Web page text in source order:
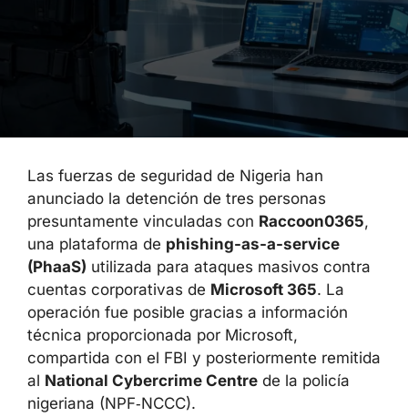
Las fuerzas de seguridad de Nigeria han
anunciado la detención de tres personas
presuntamente vinculadas con
Raccoon0365, una plataforma dephishing-
as-a-service (PhaaS) utilizada para ataques
masivos contra cuentas corporativas de
Microsoft 365 . La operación fue posible
gracias a información técnica proporcionada
por Microsoft, compartida con el FBI y
posteriormente remitida alNational
Cybercrime Centrede la policía nigeriana